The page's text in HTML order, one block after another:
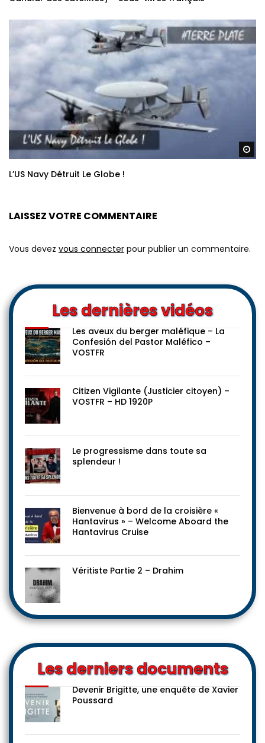
L’US Navy Détruit Le Globe !
LAISSEZ VOTRE COMMENTAIRE
Vous devez vous connecter pour publier un commentaire.
Les dernières vidéos
Les aveux du berger maléfique – La
Confesión del Pastor Maléfico –
VOSTFR
Citizen Vigilante (Justicier citoyen) –
VOSTFR – HD 1920P
Le progressisme dans toute sa
splendeur !
Bienvenue à bord de la croisière «
Hantavirus » – Welcome Aboard the
Hantavirus Cruise
Véritiste Partie 2 – Drahim
Les derniers documents
Devenir Brigitte, une enquête de Xavier
Poussard